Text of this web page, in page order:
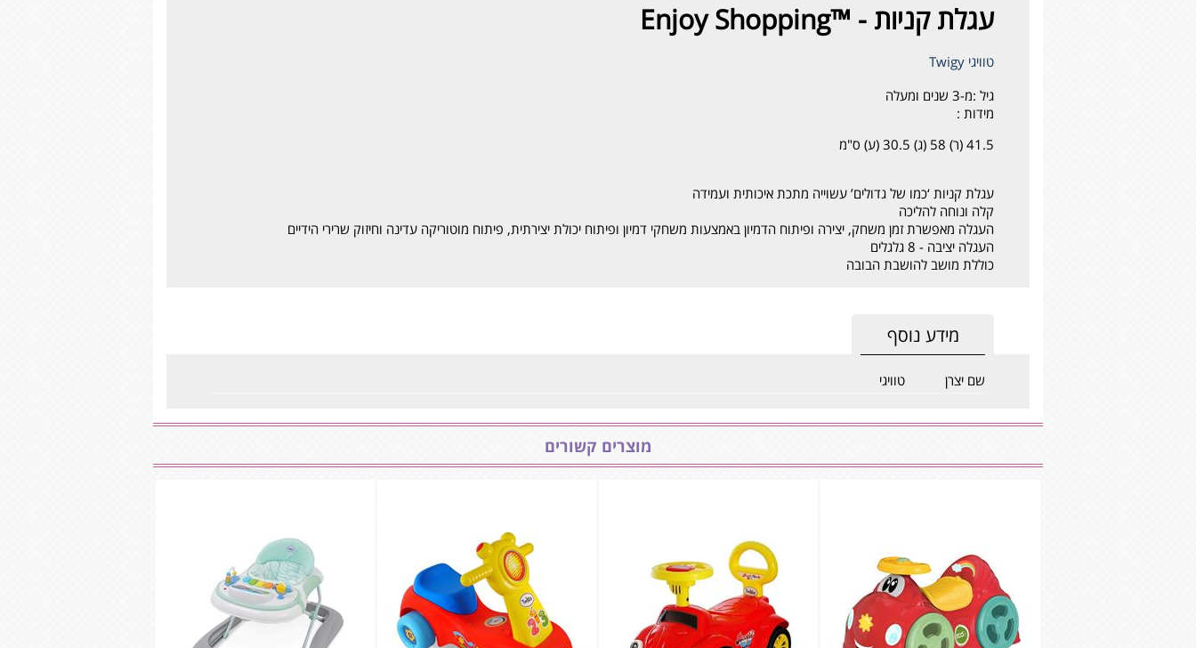
עגלת קניות - ™Enjoy Shopping
טוויגי Twigy
גיל :מ-3 שנים ומעלה
מידות :
41.5 (ר) 58 (ג) 30.5 (ע) ס"מ
עגלת קניות ‘כמו של גדולים’ עשוייה מתכת איכותית ועמידה
קלה ונוחה להליכה
העגלה מאפשרת זמן משחק, יצירה ופיתוח הדמיון באמצעות משחקי דמיון ופיתוח יכולת יצירתית, פיתוח מוטוריקה עדינה וחיזוק שרירי הידיים
העגלה יציבה - 8 גלגלים
כוללת מושב להושבת הבובה
מידע נוסף
שם יצרן טוויגי
מוצרים קשורים